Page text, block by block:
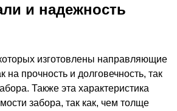
и надежность
изготовлены направляющие
на прочность и долговечность, так
Также эта характеристика
забора, так как, чем толще